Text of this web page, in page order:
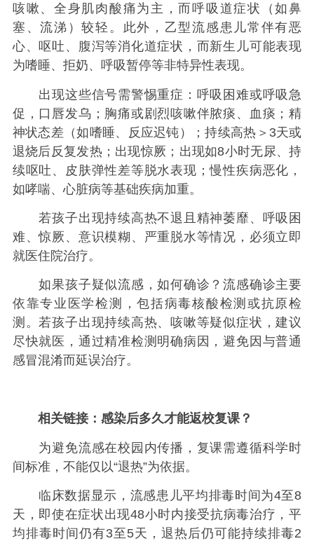
咳嗽、全身肌肉酸痛为主，而呼吸道症状（如鼻
塞、流涕）较轻。此外，乙型流感患儿常伴有恶
心、呕吐、腹泻等消化道症状，而新生儿可能表现
为嗜睡、拒奶、呼吸暂停等非特异性表现。
出现这些信号需警惕重症：呼吸困难或呼吸急
促，口唇发乌；胸痛或剧烈咳嗽伴脓痰、血痰；精
神状态差（如嗜睡、反应迟钝）；持续高热＞3天或
退烧后反复发热；出现惊厥；出现如8小时无尿、持
续呕吐、皮肤弹性差等脱水表现；慢性疾病恶化，
如哮喘、心脏病等基础疾病加重。
若孩子出现持续高热不退且精神萎靡、呼吸困
难、惊厥、意识模糊、严重脱水等情况，必须立即
就医住院治疗。
如果孩子疑似流感，如何确诊？流感确诊主要
依靠专业医学检测，包括病毒核酸检测或抗原检
测。若孩子出现持续高热、咳嗽等疑似症状，建议
尽快就医，通过精准检测明确病因，避免因与普通
感冒混淆而延误治疗。
相关链接： 感染后多久才能返校复课？
为避免流感在校园内传播，复课需遵循科学时
间标准，不能仅以“退热”为依据。
临床数据显示，流感患儿平均排毒时间为4至8
天，即使在症状出现48小时内接受抗病毒治疗，平
均排毒时间仍有3至5天，退热后仍可能持续排毒2